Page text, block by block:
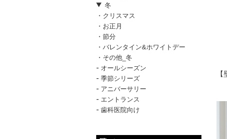
冬
・クリスマス
・お正月
・節分
・バレンタイン&ホワイトデー
・その他_冬
- オールシーズン
- 季節シリーズ
- アニバーサリー
- エントランス
- 歯科医院向け